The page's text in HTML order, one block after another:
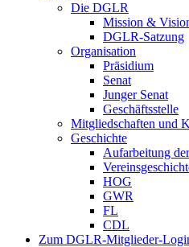
Die DGLR
Mission &
DGLR-Satzung
Organisation
Präsidium
Senat
Junger Senat
Geschäftsstelle
Mitgliedschaften und
Geschichte
Aufarbeitung
HOG
GWR
FL
CDL
Zum DGLR-Mitglieder-